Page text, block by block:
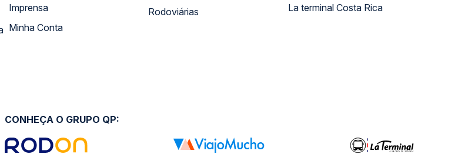
Imprensa
Minha Conta
Rodoviárias
La terminal Costa Rica
CONHEÇA O GRUPO QP: